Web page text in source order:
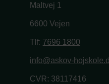
Maltvej 1
6600 Vejen
Tlf: 7696 1800
info@askov-
CVR: 38117416